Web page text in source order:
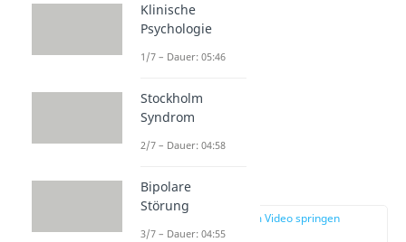
Körperhaltung
zur Stelle im Video springen
(02:22)
Klinische
Psychologie
1/7 – Dauer: 05:46
Stockholm
Syndrom
2/7 – Dauer: 04:58
Bipolare
Störung
3/7 – Dauer: 04:55